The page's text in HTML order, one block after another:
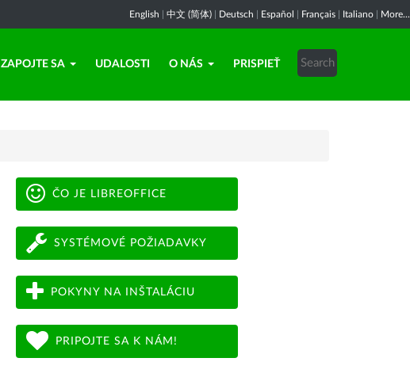
English 中文 (简体) Deutsch Español Français Italiano More...
ZAPOJTE SA UDALOSTI O NÁS PRISPIEŤ
ČO JE LIBREOFFICE
SYSTÉMOVÉ POŽIADAVKY
POKYNY NA INŠTALÁCIU
PRIPOJTE SA K NÁM!